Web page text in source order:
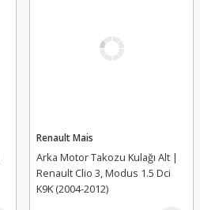
Renault Mais
Arka Motor Takozu Kulağı Alt |
Renault Clio 3, Modus 1.5 Dci
K9K (2004-2012)